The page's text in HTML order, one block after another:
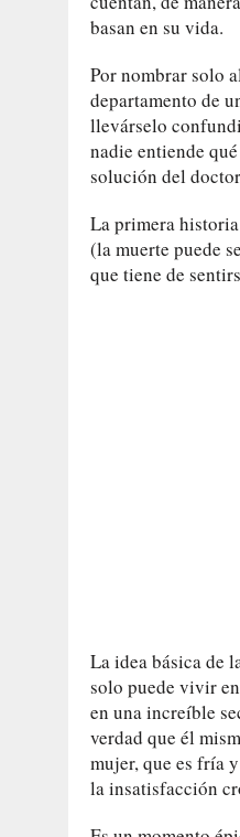
basan en su vida.
Por nombrar solo
departamento de
llevárselo
nadie entiende
solución del
La primera
(la muerte puede
que tiene de
La idea básica de
solo puede vivir
en una increíble
verdad que él
mujer, que es fría
la insatisfacción